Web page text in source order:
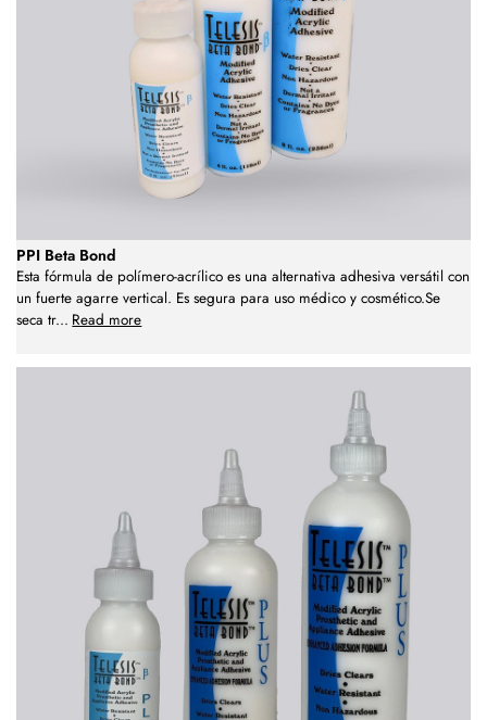
PPI Beta Bond
Esta fórmula de polímero-acrílico es una alternativa adhesiva versátil con
un fuerte agarre vertical. Es segura para uso médico y cosmético.Se
seca tr... Read more